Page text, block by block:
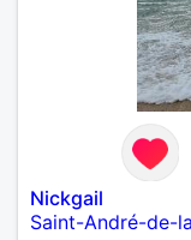
Nickgail
Saint-André-de-